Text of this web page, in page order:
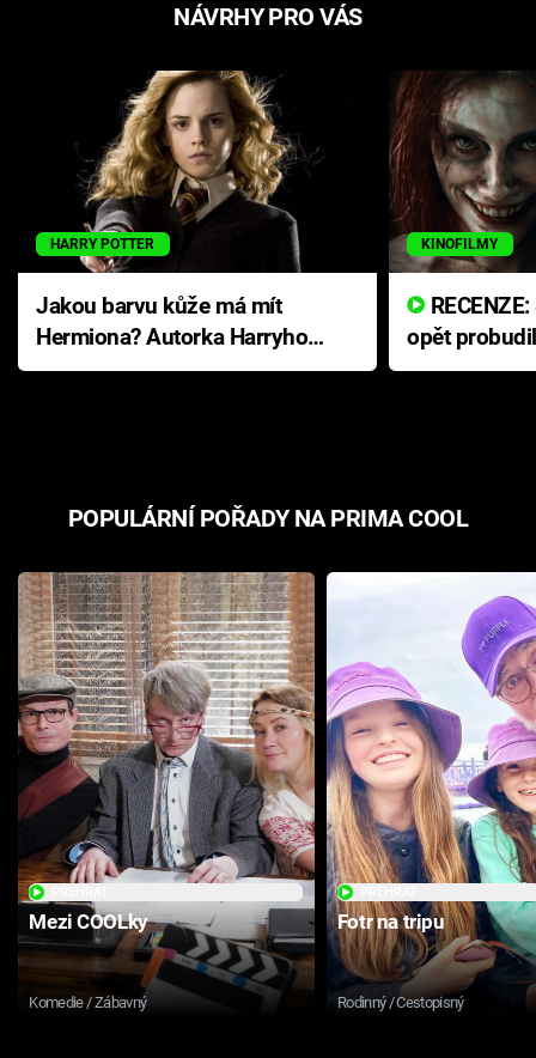
NÁVRHY PRO VÁS
HARRY POTTER
Jakou barvu kůže má mít
Hermiona? Autorka Harryho
Pottera přišla s ráznou
KINOFILMY
opět
přichází s
POPULÁRNÍ POŘADY NA PRIMA COOL
Mezi COOLky
Komedie / Zábavný
Fotr na tripu
Rodinný / Cestopisný